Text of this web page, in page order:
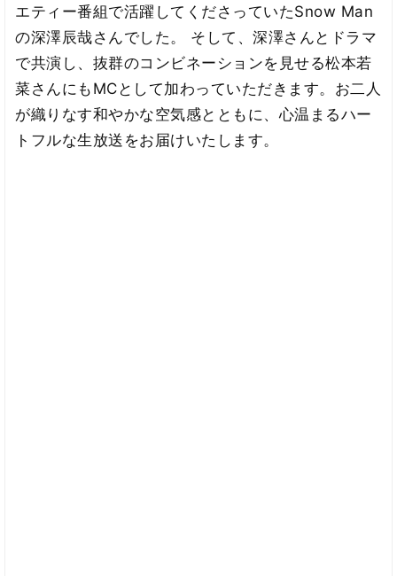
エティー番組で活躍してくださっていたSnow Man
の深澤辰哉さんでした。 そして、深澤さんとドラマ
で共演し、抜群のコンビネーションを見せる松本若
菜さんにもMCとして加わっていただきます。お二人
が織りなす和やかな空気感とともに、心温まるハー
トフルな生放送をお届けいたします。